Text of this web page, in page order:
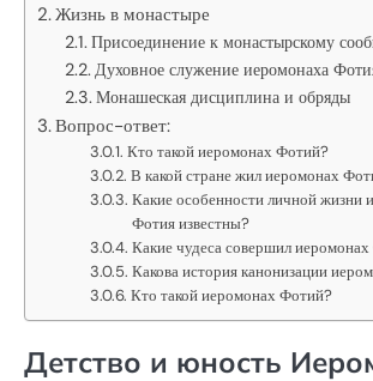
Жизнь в монастыре
Присоединение к монастырскому
Духовное служение иеромонаха
Монашеская дисциплина и обряды
Вопрос-ответ:
Кто такой иеромонах Фотий?
В какой стране жил иеромонах
Какие особенности личной жизни
Фотия известны?
Какие чудеса совершил
Какова история канонизации
Кто такой иеромонах Фотий?
Детство и юность